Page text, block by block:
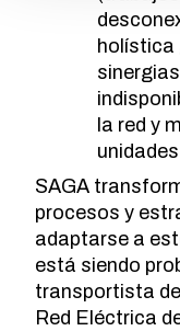
holística
la red y
SAGA
procesos y
adaptarse a
está siendo
transportista
Red Eléctrica